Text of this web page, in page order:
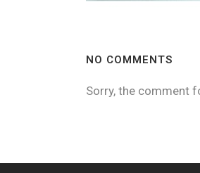
NO COMMENTS
Sorry, the comment